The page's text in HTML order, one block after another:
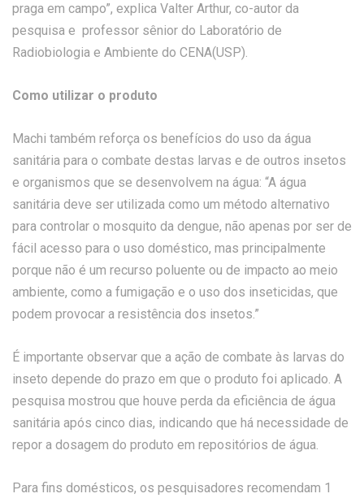
praga em campo”, explica Valter Arthur, co-autor da
pesquisa e professor sênior do Laboratório de
Radiobiologia e Ambiente do CENA(USP).
Como utilizar o produto
Machi também reforça os benefícios do uso da água
sanitária para o combate destas larvas e de outros insetos
e organismos que se desenvolvem na água: “A água
sanitária deve ser utilizada como um método alternativo
para controlar o mosquito da dengue, não apenas por ser de
fácil acesso para o uso doméstico, mas principalmente
porque não é um recurso poluente ou de impacto ao meio
ambiente, como a fumigação e o uso dos inseticidas, que
podem provocar a resistência dos insetos.”
É importante observar que a ação de combate às larvas do
inseto depende do prazo em que o produto foi aplicado. A
pesquisa mostrou que houve perda da eficiência de água
sanitária após cinco dias, indicando que há necessidade de
repor a dosagem do produto em repositórios de água.
Para fins domésticos, os pesquisadores recomendam 1